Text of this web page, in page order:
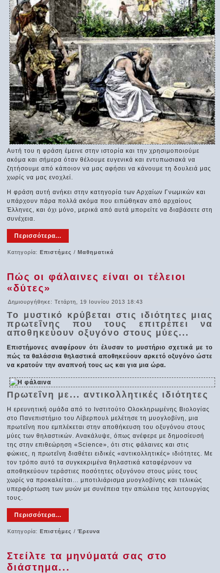
Αυτή του η φράση έμεινε στην ιστορία και την χρησιμοποιούμε
ακόμα και σήμερα όταν θέλουμε ευγενικά και εντυπωσιακά να
ζητήσουμε από κάποιον να μας αφήσει να κάνουμε τη δουλειά μας
χωρίς να μας ενοχλεί.
Η φράση αυτή ανήκει στην κατηγορία των Αρχαίων Γνωμικών και
υπάρχουν πάρα πολλά ακόμα που ειπώθηκαν από αρχαίους
Έλληνες, και όχι μόνο, μερικά από αυτά μπορείτε να διαβάσετε στη
συνέχεια.
Περισσότερα...
Κατηγορία:Επιστήμες /Μαθηματικά
Πώς οι φάλαινες είναι οι τέλειοι
«δύτες»
Δημιουργήθηκε: Τετάρτη, 19 Ιουνίου 2013 18:43
Το μυστικό κρύβεται στις ιδιότητες μιας
πρωτεΐνης που τους επιτρέπει να
αποθηκεύουν οξυγόνο στους μύες...
Επιστήμονες αναφέρουν ότι έλυσαν το μυστήριο σχετικά με το
πώς τα θαλάσσια θηλαστικά αποθηκεύουν αρκετό οξυγόνο ώστε
να κρατούν την αναπνοή τους ως και για μια ώρα.
Πρωτεΐνη με... αντικολλητικές ιδιότητες
Η ερευνητική ομάδα από το Ινστιτούτο Ολοκληρωμένης Βιολογίας
στο Πανεπιστήμιο του Λίβερπουλ μελέτησε τη μυογλοβίνη, μια
πρωτεΐνη που εμπλέκεται στην αποθήκευση του οξυγόνου στους
μύες των θηλαστικών. Ανακάλυψε, όπως ανέφερε με δημοσίευσή
της στην επιθεώρηση «Science», ότι στις φάλαινες και στις
φώκιες, η πρωτεΐνη διαθέτει ειδικές «αντικολλητικές» ιδιότητες. Με
τον τρόπο αυτό τα συγκεκριμένα θηλαστικά καταφέρνουν να
αποθηκεύουν τεράστιες ποσότητες οξυγόνου στους μύες τους
χωρίς να προκαλείται... μποτιλιάρισμα μυογλοβίνης και τελικώς
υπερφόρτωση των μυών με συνέπεια την απώλεια της λειτουργίας
τους.
Περισσότερα...
Κατηγορία:Επιστήμες /Έρευνα
Στείλτε τα μηνύματά σας στο
διάστημα...